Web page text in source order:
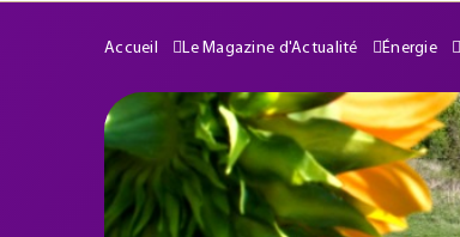
Accueil Le Magazine d'Actualité Énergie